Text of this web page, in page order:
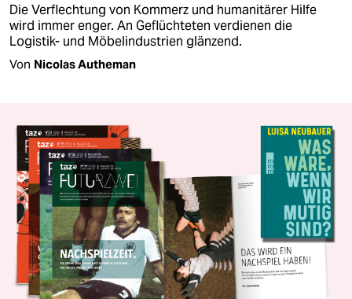
Die Verflechtung von Kommerz und humanitärer Hilfe
wird immer enger. An Geflüchteten verdienen die
Logistik- und Möbelindustrien glänzend.
Von Nicolas Autheman